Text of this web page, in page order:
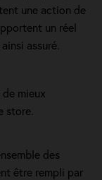
une action de
un réel
assuré.
mieux
store.
des
être rempli par